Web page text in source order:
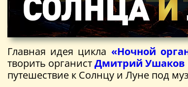
Главная идея цикла «Ночной
творить органистДмитрий Ушаков
путешествие к Солнцу и Луне под